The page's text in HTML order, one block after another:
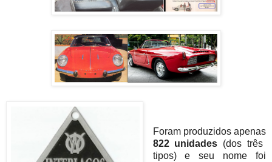
Foram produzidos apenas
822 unidades (dos três
tipos) e seu nome foi